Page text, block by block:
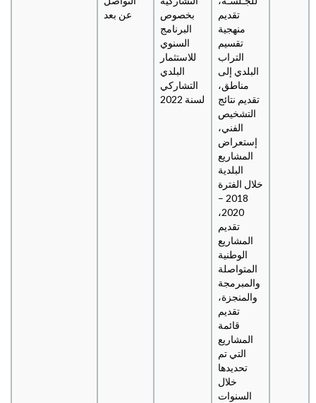
عن بعد
بخصوص
البرنامج
السنوي
للاستثمار
البلدي
التشاركي
لسنة 2022
تقديم
منهجية
تقسيم
التراب
البلدي إلى
مناطق،
تقديم نتائج
التشخيص
الفني،
إستعراض
المشاريع
البلدية
خلال الفترة
2018 –
2020،
تقديم
المشاريع
الوطنية
المتواصلة
والمبرمجة
والمنجزة،
تقديم
قائمة
المشاريع
التي تم
تحديدها
خلال
السنوات